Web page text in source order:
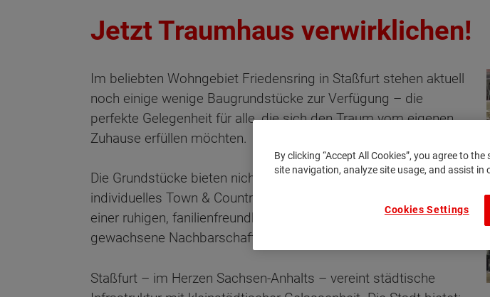
Jetzt Traumhaus verwirklichen!
Im beliebten Wohngebiet Friedensring in Staßfurt stehen aktuell
noch einige wenige Baugrundstücke zur Verfügung – die
perfekte Gelegenheit für alle, die sich den Traum vom eigenen
Zuhause erfüllen möchten.
Die Grundstücke bieten nicht nur ausreichend Platz für Ihr
individuelles Town & Country Haus, sondern punkten auch mit
einer ruhigen, fanilienfreundlichen Lage, eingebettet in eine
gewachsene Nachbarschaft mit viel Grün.
Staßfurt – im Herzen Sachsen-Anhalts – vereint städtische
By clicking “Accept All Cookies”, you agree to
site navigation, analyze site usage, and assist
Cookies Settings